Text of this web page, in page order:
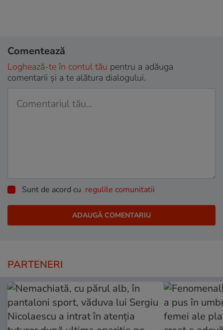
Comentează
Loghează-te în contul tău pentru a adăuga
comentarii și a te alătura dialogului.
Sunt de acord cu regulile comunitatii
PARTENERI